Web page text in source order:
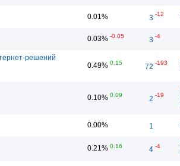
0.01% 3 -12
0.03% -0.05 3 -4
решений
0.49% 0.15 72 -193
0.10% 0.09 2 -19
0.00% 1
0.21% 0.16 4 -4